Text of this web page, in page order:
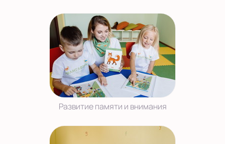
Развитие памяти и внимания